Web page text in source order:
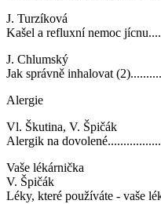
J. Turzíková
Kašel a refluxní nemoc
J. Chlumský
Jak správně inhalovat
Alergie
Vl. Škutina, V. Špičák
Alergik na
Vaše lékárnička
V. Špičák
Léky, které používáte - vaše